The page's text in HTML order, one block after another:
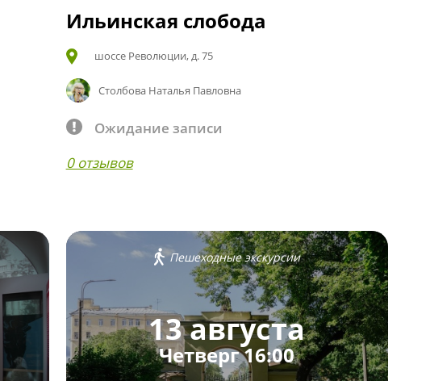
Ильинская слобода
шоссе Революции, д. 75
Столбова Наталья Павловна
Ожидание записи
0 отзывов
Пешеходные экскурсии
13 августа
Четверг 16:00